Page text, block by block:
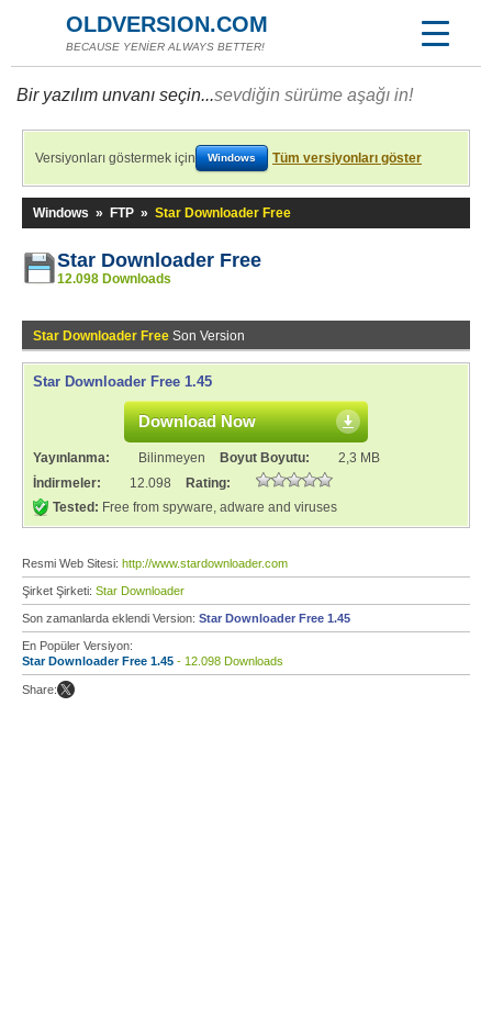
OLDVERSION.COM
BECAUSE YENİER ALWAYS BETTER!
Bir yazılım unvanı seçin...sevdiğin sürüme aşağı in!
Versiyonları göstermek için Windows Tüm versiyonları göster
Windows » FTP » Star Downloader Free
Star Downloader Free
12.098 Downloads
Star Downloader Free Son Version
Star Downloader Free 1.45
Download Now
Yayınlanma: Bilinmeyen Boyut Boyutu:
2,3 MB
İndirmeler:
12.098
Rating:
Tested: Free from spyware, adware and viruses
Resmi Web Sitesi: http://www.stardownloader.com
Şirket Şirketi: Star Downloader
Son zamanlarda eklendi Version: Star Downloader Free 1.45
En Popüler Versiyon:
Star Downloader Free 1.45 - 12.098 Downloads
Share: